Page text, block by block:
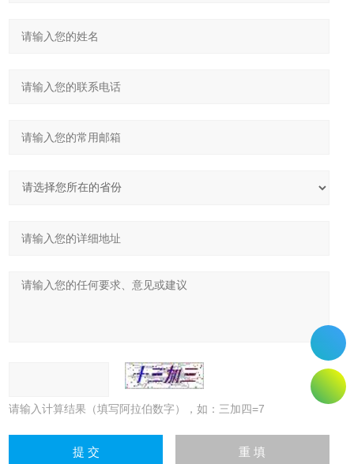
请输入计算结果（填写阿拉伯数字），如：三加四=7